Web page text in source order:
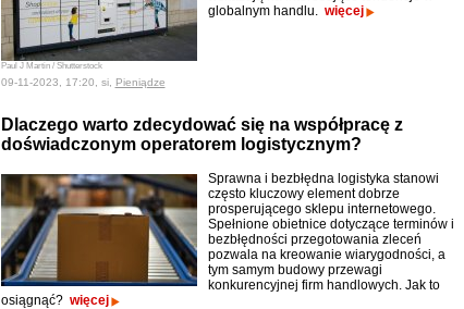
Paul J Martin / Shutterstock
globalnym handlu. więcej
09-11-2023, 17:20, si, Pieniądze
Dlaczego warto zdecydować się na współpracę z
doświadczonym operatorem logistycznym?
Sprawna i bezbłędna logistyka stanowi
często kluczowy element dobrze
prosperującego sklepu internetowego.
Spełnione obietnice dotyczące terminów i
bezbłędności przegotowania zleceń
pozwala na kreowanie wiarygodności, a
tym samym budowy przewagi
konkurencyjnej firm handlowych. Jak to
osiągnąć? więcej